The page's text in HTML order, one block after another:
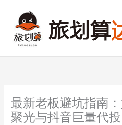
最新老板避坑指南
聚光与抖音巨量代